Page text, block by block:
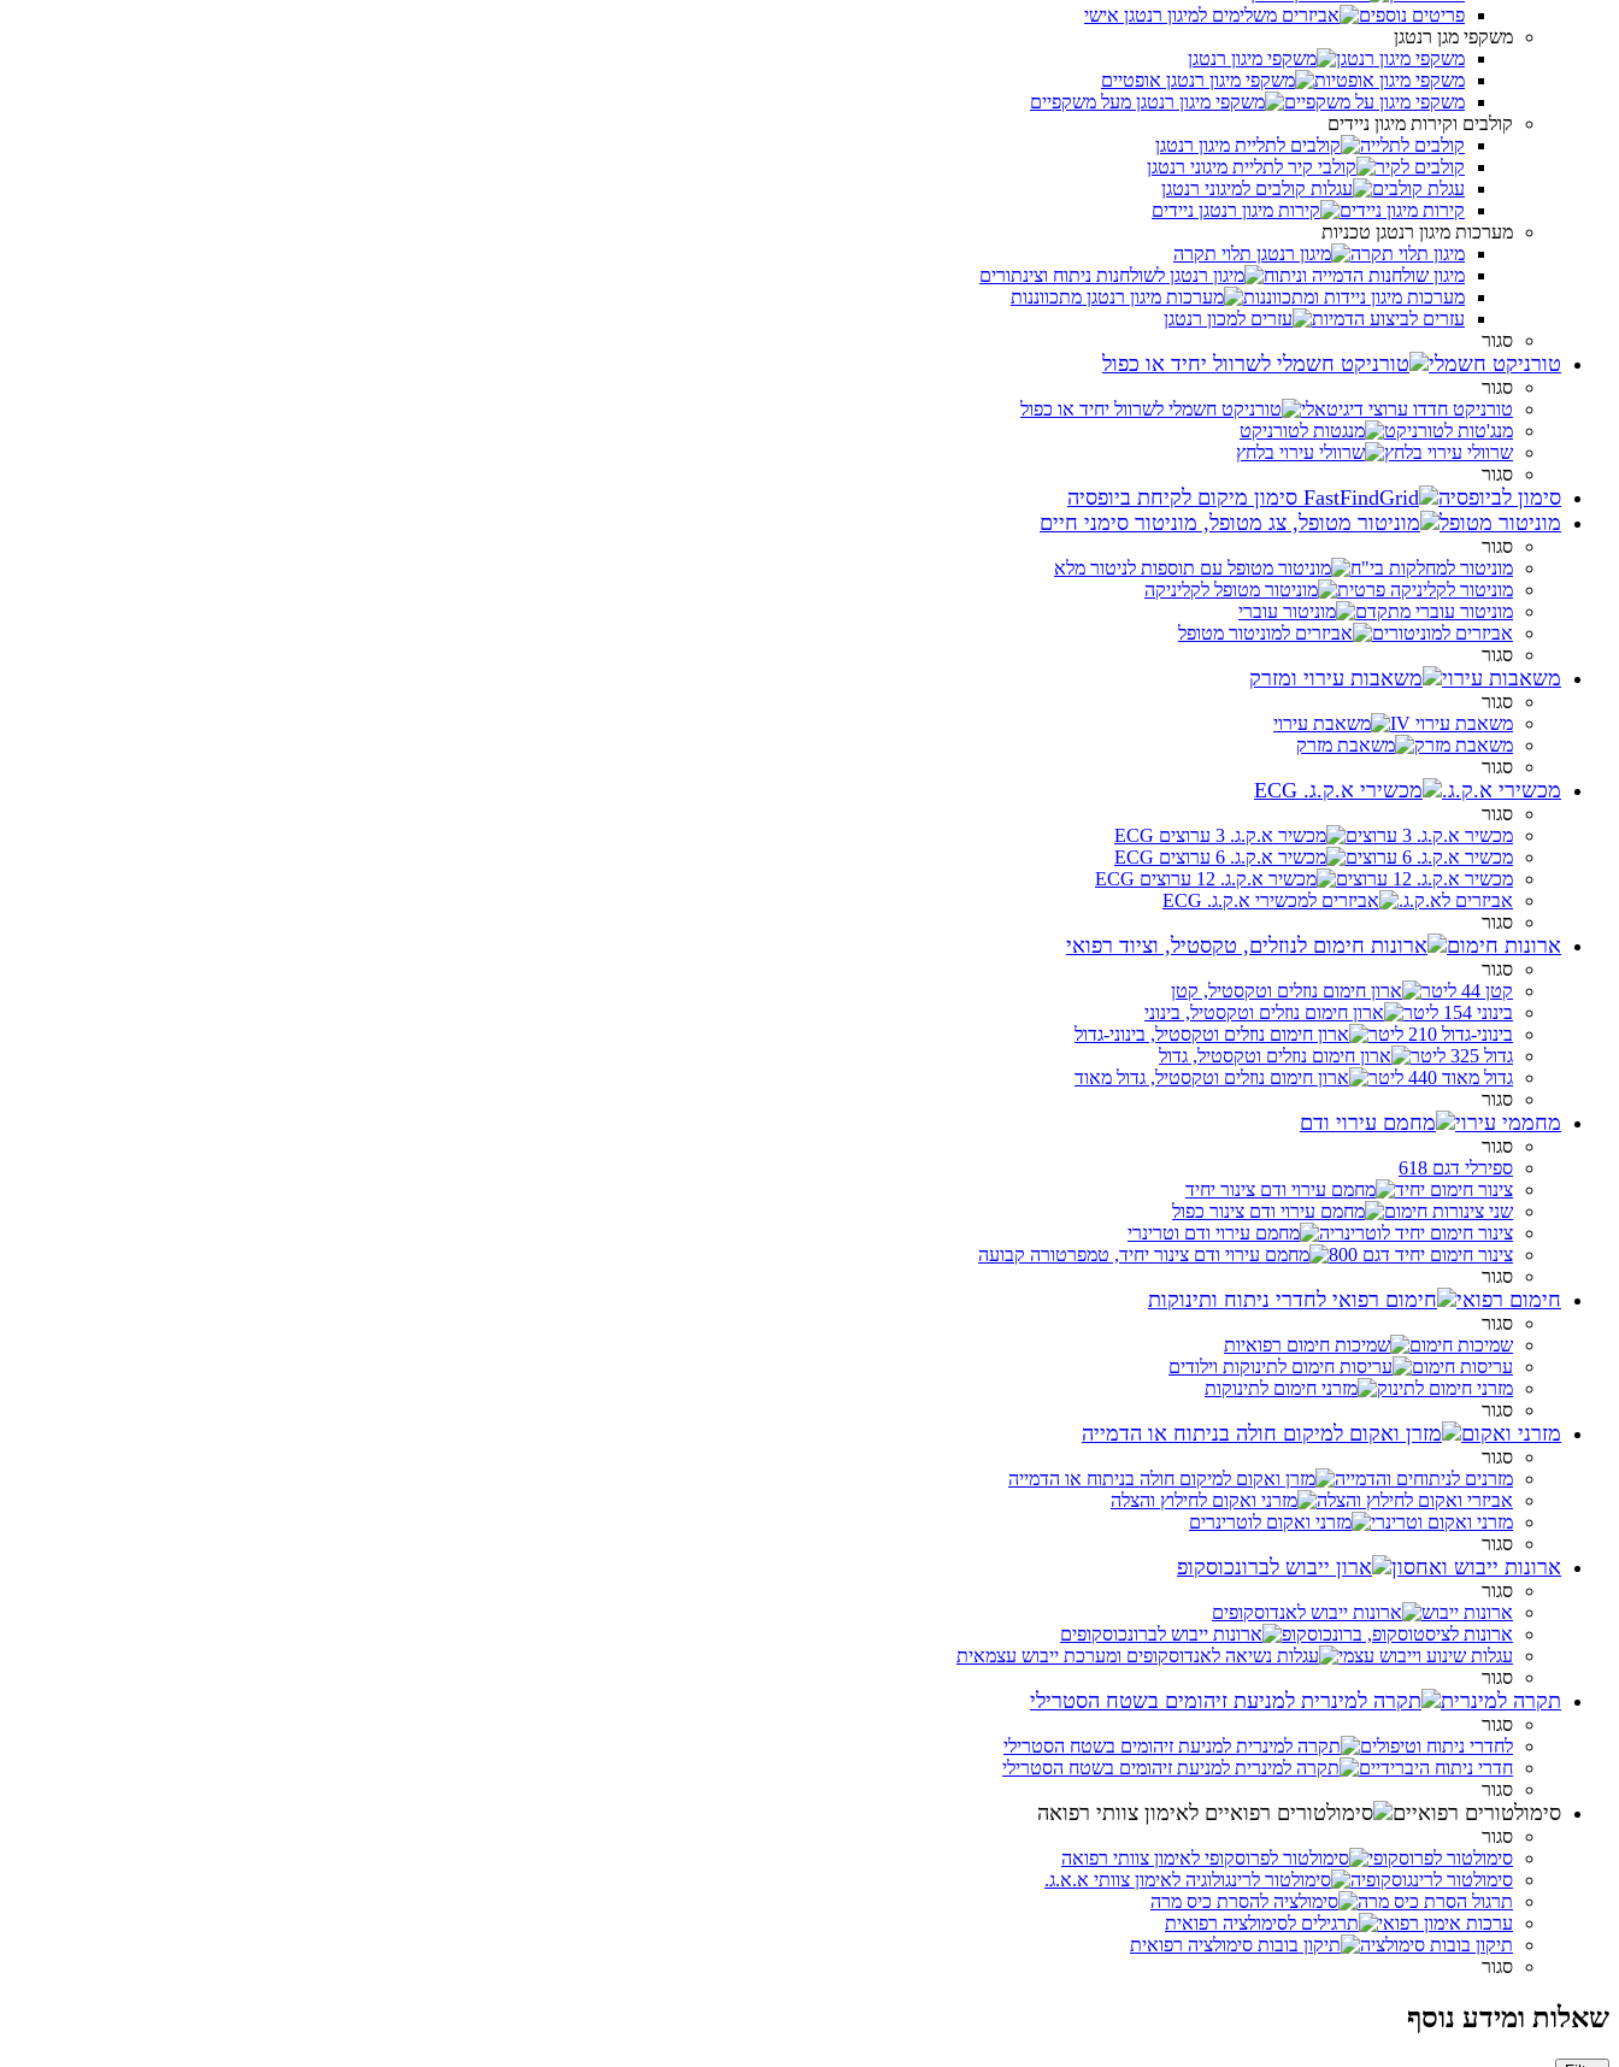
פריטים נוספים
משקפי מגן רנטגן
משקפי מיגון רנטגן
משקפי מיגון אופטיות
משקפי מיגון על משקפיים
קולבים וקירות מיגון ניידים
קולבים לתלייה
קולבים לקיר
עגלת קולבים
קירות מיגון ניידים
מערכות מיגון רנטגן טכניות
מיגון תלוי תקרה
מיגון שולחנות הדמייה וניתוח
מערכות מיגון ניידות ומתכווננות
עזרים לביצוע הדמיות
סגור
טורניקט חשמלי
סגור
טורניקט חדדו ערוצי דיגיטאלי
מנג'טות לטורניקט
שרוולי עירוי בלחץ
סגור
סימון לביופסיה
מוניטור מטופל
סגור
מוניטור למחלקות בי"ח
מוניטור לקליניקה פרטית
מוניטור עוברי מתקדם
אביזרים למוניטורים
סגור
משאבות עירוי
סגור
משאבת עירוי IV
משאבת מזרק
סגור
מכשירי א.ק.ג.
סגור
מכשיר א.ק.ג. 3 ערוצים
מכשיר א.ק.ג. 6 ערוצים
מכשיר א.ק.ג. 12 ערוצים
אביזרים לא.ק.ג.
סגור
ארונות חימום
סגור
קטן 44 ליטר
בינוני 154 ליטר
בינוני-גדול 210 ליטר
גדול 325 ליטר
גדול מאוד 440 ליטר
סגור
מחממי עירוי
סגור
ספירלי דגם 618
צינור חימום יחיד
שני צינורות חימום
צינור חימום יחיד לוטרינריה
צינור חימום יחיד דגם 800
סגור
חימום רפואי
סגור
שמיכות חימום
עריסות חימום
מזרני חימום לתינוק
סגור
מזרני ואקום
סגור
מזרנים לניתוחים והדמייה
אביזרי ואקום לחילוץ והצלה
מזרני ואקום וטרינרי
סגור
ארונות ייבוש ואחסון
סגור
ארונות ייבוש
ארונות לציסטוסקופ, ברונכוסקופ
עגלות שינוע וייבוש עצמי
סגור
תקרה למינרית
סגור
לחדרי ניתוח וטיפולים
חדרי ניתוח היברידיים
סגור
סימולטורים רפואיים
סגור
סימולטור לפרוסקופי
סימולטור לרינגוסקופיה
תרגול הסרת כיס מרה
ערכות אימון רפואי
תיקון בובות סימולציה
סגור
שאלות ומידע נוסף